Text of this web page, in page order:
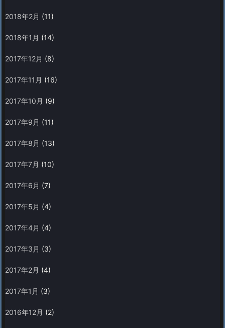
2018年2月 (11)
2018年1月 (14)
2017年12月 (8)
2017年11月 (16)
2017年10月 (9)
2017年9月 (11)
2017年8月 (13)
2017年7月 (10)
2017年6月 (7)
2017年5月 (4)
2017年4月 (4)
2017年3月 (3)
2017年2月 (4)
2017年1月 (3)
2016年12月 (2)